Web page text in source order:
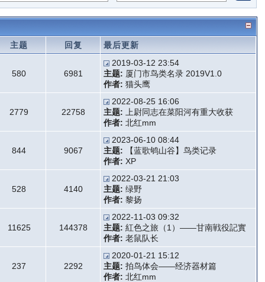
主题 回复 最后更新
580 6981
2019-03-12 23:54
主题: 厦门市鸟类名录 2019V1.0
作者: 猫头鹰
2779 22758
2022-08-25 16:06
主题:
上尉同志在菜阳河有重大收获
作者: 北红mm
844 9067
2023-06-10 08:44
主题:
【蓝歌鸲山谷】鸟类记录
作者: XP
528 4140
2022-03-21 21:03
主题: 绿野
作者: 黎扬
11625 144378
2022-11-03 09:32
主题: 紅色之旅（1）——甘南戦役記實
作者: 老鼠队长
237 2292
2020-01-21 15:12
主题: 拍鸟体会——经济器材篇
作者: 北红mm